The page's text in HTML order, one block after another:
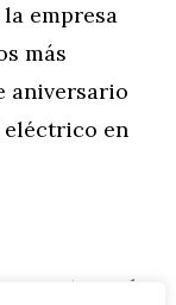
empresa
más
aniversario
eléctrico en
muestran el